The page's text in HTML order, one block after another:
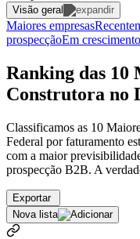
Visão geral
Maiores empresas
prospecçãoEm crescimento
Ranking das 10
Construtora no
Classificamos as 10
Federal por faturamento
com a maior
prospecção B2B. A
Exportar
Nova lista